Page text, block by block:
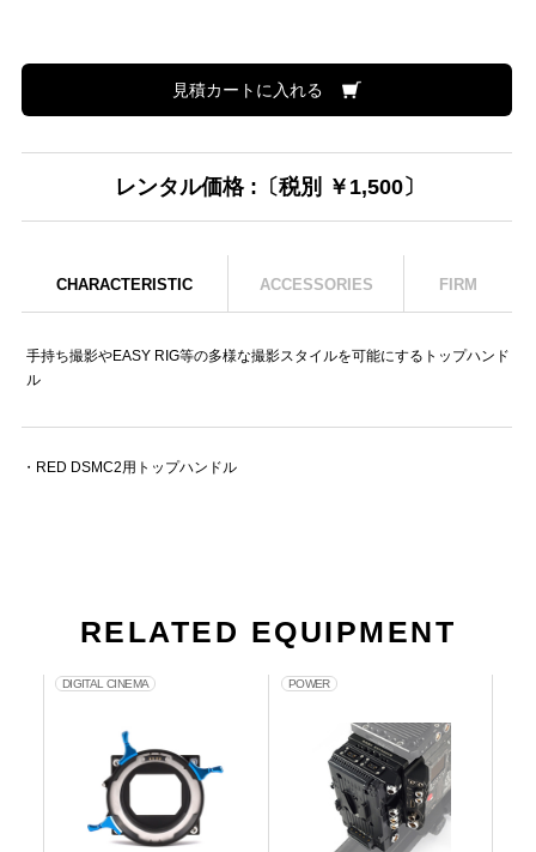
見積カートに入れる
レンタル価格 :〔税別 ￥1,500〕
CHARACTERISTIC ACCESSORIES FIRM
手持ち撮影やEASY RIG等の多様な撮影スタイルを可能にするトップハンド
ル
・RED DSMC2用トップハンドル
RELATED EQUIPMENT
DIGITAL CINEMA POWER